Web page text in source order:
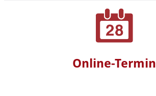
Online-Termin